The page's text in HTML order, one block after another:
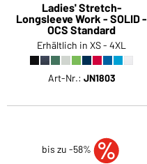
Ladies' Stretch-
Longsleeve Work - SOLID -
OCS Standard
Erhältlich in XS - 4XL
Art-Nr.: JN1803
bis zu -58%